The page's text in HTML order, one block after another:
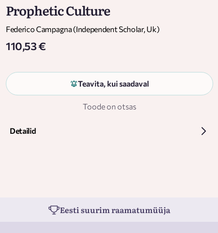
Prophetic Culture
Federico Campagna (Independent Scholar, Uk)
110,53 €
Teavita, kui saadaval
Toode on otsas
Detailid
Eesti suurim raamatumüüja